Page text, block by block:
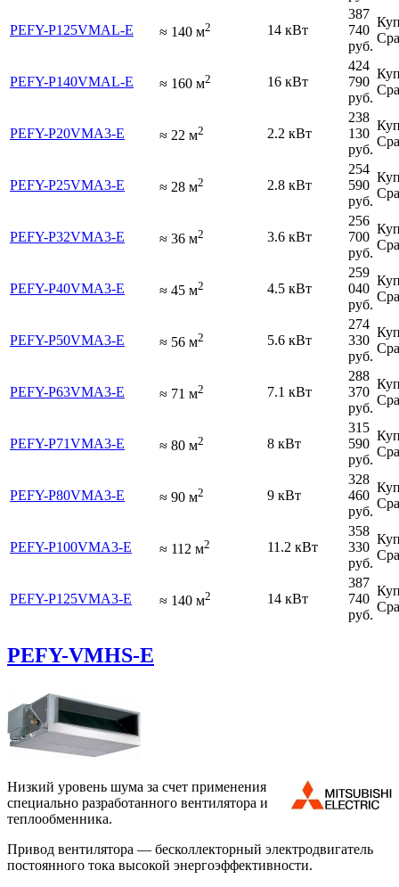
PEFY-P125VMAL-E ≈ 140 м2 14 кВт
387
740
руб.
PEFY-P140VMAL-E ≈ 160 м2 16 кВт
424
790
руб.
PEFY-P20VMA3-E ≈ 22 м2 2.2 кВт
238
130
руб.
PEFY-P25VMA3-E ≈ 28 м2 2.8 кВт
254
590
руб.
PEFY-P32VMA3-E ≈ 36 м2 3.6 кВт
256
700
руб.
PEFY-P40VMA3-E ≈ 45 м2 4.5 кВт
259
040
руб.
PEFY-P50VMA3-E ≈ 56 м2 5.6 кВт
274
330
руб.
PEFY-P63VMA3-E ≈ 71 м2 7.1 кВт
288
370
руб.
PEFY-P71VMA3-E ≈ 80 м2 8 кВт
315
590
руб.
PEFY-P80VMA3-E ≈ 90 м2 9 кВт
328
460
руб.
PEFY-P100VMA3-E ≈ 112 м2 11.2 кВт
358
330
руб.
PEFY-P125VMA3-E ≈ 140 м2 14 кВт
387
740
руб.
PEFY-VMHS-E
Низкий уровень шума за счет применения
специально разработанного вентилятора и
теплообменника.
Привод вентилятора — бесколлекторный электродвигатель
постоянного тока высокой энергоэффективности.